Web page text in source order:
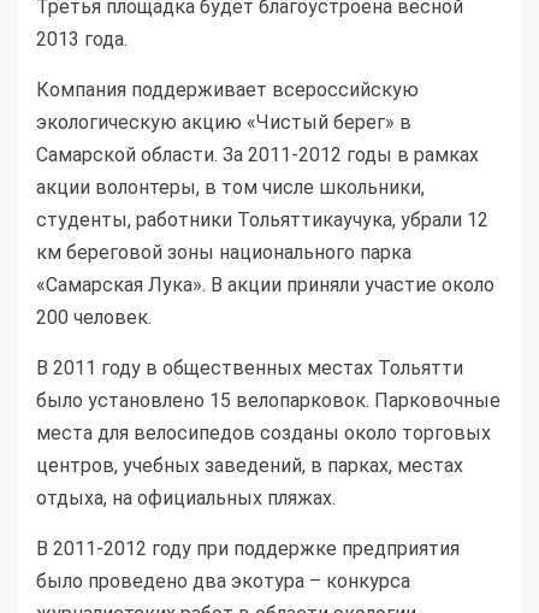
Третья площадка будет благоустроена весной
2013 года.
Компания поддерживает всероссийскую
экологическую акцию «Чистый берег» в
Самарской области. За 2011-2012 годы в рамках
акции волонтеры, в том числе школьники,
студенты, работники Тольяттикаучука, убрали 12
км береговой зоны национального парка
«Самарская Лука». В акции приняли участие около
200 человек.
В 2011 году в общественных местах Тольятти
было установлено 15 велопарковок. Парковочные
места для велосипедов созданы около торговых
центров, учебных заведений, в парках, местах
отдыха, на официальных пляжах.
В 2011-2012 году при поддержке предприятия
было проведено два экотура – конкурса